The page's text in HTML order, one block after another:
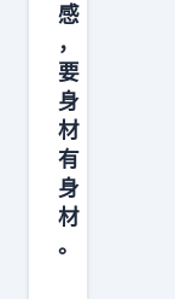
感
，
要
身
材
有
身
材
。